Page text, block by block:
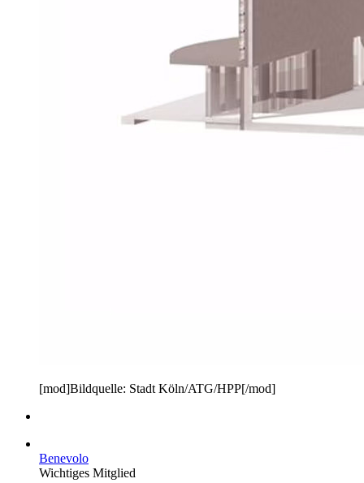
[mod]Bildquelle: Stadt Köln/ATG/HPP[/mod]
Benevolo
Wichtiges Mitglied